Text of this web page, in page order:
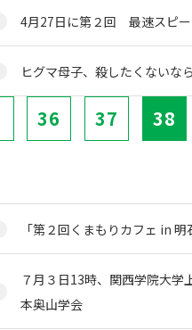
4月27日に第２回 最速スピ
ヒグマ母子、殺したくないな
36 37 38
「第２回くまもりカフェ in
７月３日13時、関西学院大
本奥山学会